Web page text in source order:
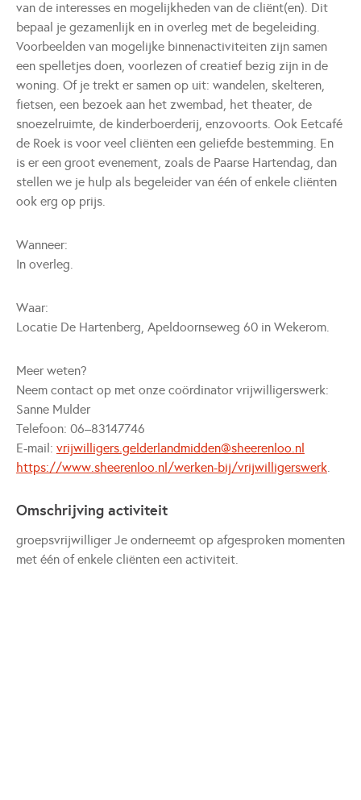
van de interesses en mogelijkheden van de cliënt(en). Dit
bepaal je gezamenlijk en in overleg met de begeleiding.
Voorbeelden van mogelijke binnenactiviteiten zijn samen
een spelletjes doen, voorlezen of creatief bezig zijn in de
woning. Of je trekt er samen op uit: wandelen, skelteren,
fietsen, een bezoek aan het zwembad, het theater, de
snoezelruimte, de kinderboerderij, enzovoorts. Ook Eetcafé
de Roek is voor veel cliënten een geliefde bestemming. En
is er een groot evenement, zoals de Paarse Hartendag, dan
stellen we je hulp als begeleider van één of enkele cliënten
ook erg op prijs.
Wanneer:
In overleg.
Waar:
Locatie De Hartenberg, Apeldoornseweg 60 in Wekerom.
Meer weten?
Neem contact op met onze coördinator vrijwilligerswerk:
Sanne Mulder
Telefoon: 06–83147746
E-mail: vrijwilligers.gelderlandmidden@sheerenloo.nl
https://www.sheerenloo.nl/werken-bij/vrijwilligerswerk.
Omschrijving activiteit
groepsvrijwilliger Je onderneemt op afgesproken momenten
met één of enkele cliënten een activiteit.